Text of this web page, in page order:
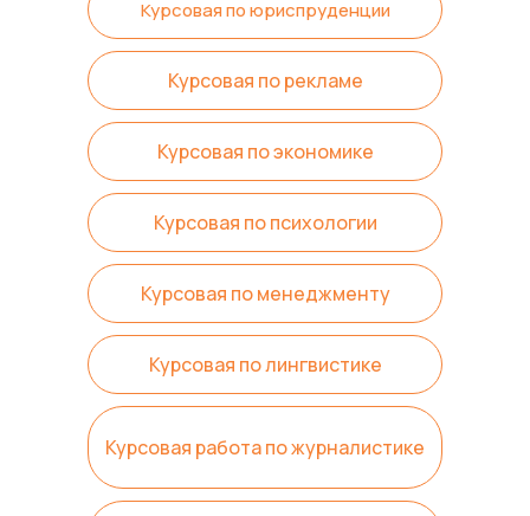
Курсовая по юриспруденции
Курсовая по рекламе
Курсовая по психологии
Курсовая по экономике
Курсовая по менеджменту
Курсовая по лингвистике
Курсовая работа по журналистике